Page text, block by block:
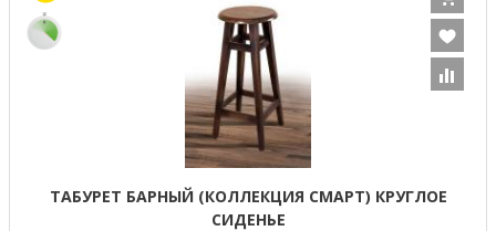
ТАБУРЕТ БАРНЫЙ (КОЛЛЕКЦИЯ СМАРТ) КРУГЛОЕ
СИДЕНЬЕ